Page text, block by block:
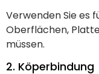
Verwenden Sie es
Oberflächen,
müssen.
2. Köperbindung